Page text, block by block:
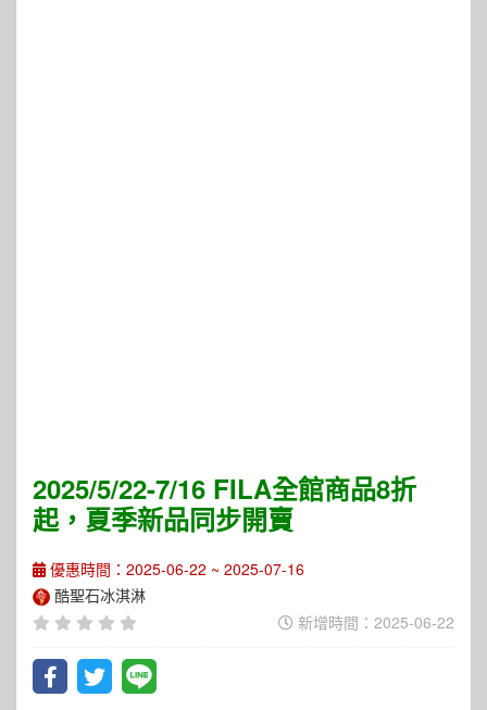
2025/5/22-7/16 FILA全館商品8折
起，夏季新品同步開賣
優惠時間：2025-06-22 ~ 2025-07-16
酷聖石冰淇淋
新增時間：2025-06-22